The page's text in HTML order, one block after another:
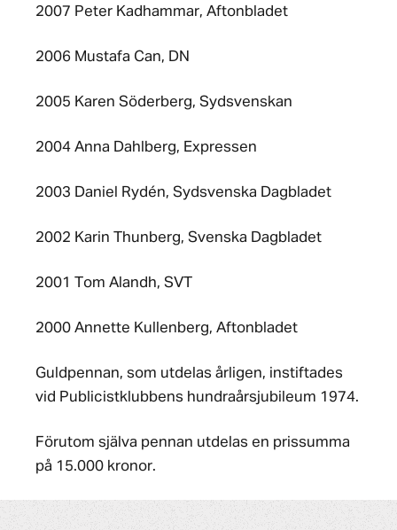
2007 Peter Kadhammar, Aftonbladet
2006 Mustafa Can, DN
2005 Karen Söderberg, Sydsvenskan
2004 Anna Dahlberg, Expressen
2003 Daniel Rydén, Sydsvenska Dagbladet
2002 Karin Thunberg, Svenska Dagbladet
2001 Tom Alandh, SVT
2000 Annette Kullenberg, Aftonbladet
Guldpennan, som utdelas årligen, instiftades
vid Publicistklubbens hundraårsjubileum 1974.
Förutom själva pennan utdelas en prissumma
på 15.000 kronor.